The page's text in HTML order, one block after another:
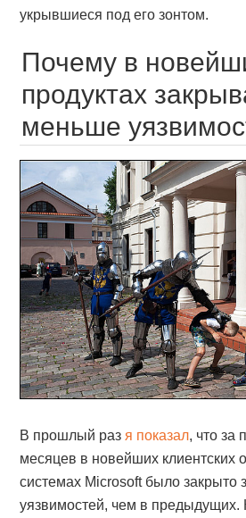
укрывшиеся под его зонтом.
Почему в
продуктах
меньше
В прошлый раз я показал, что за
месяцев в новейших клиентских
системах Microsoft было закрыто
уязвимостей, чем в